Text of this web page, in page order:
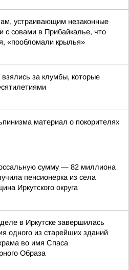
устраивающим незаконные
с совами в Прибайкалье, что
«пообломали крылья»
взялись за клумбы, которые
материал о покорителях
сумму — 82 миллиона
пенсионерка из села
Иркутского округа
в Иркутске завершилась
одного из старейших зданий
во имя Спаса
Образа